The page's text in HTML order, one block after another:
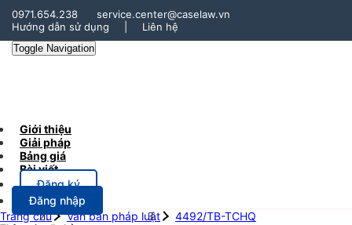
0971.654.238
service.center@caselaw.vn
Hướng dẫn sử dụng
Liên hệ
Toggle Navigation
Giới thiệu
Giải pháp
Bảng giá
Bài viết
Đăng ký
Đăng nhập
Trang chủ
Văn bản pháp luật 4492/TB-TCHQ